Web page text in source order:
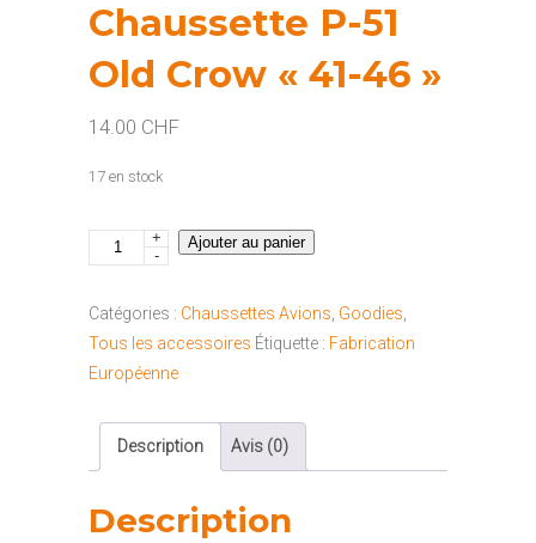
Chaussette P-51
Old Crow « 41-46 »
14.00 CHF
17 en stock
quantité
de
Chaussette
P-
51
Crow
+
-
Ajouter au panier
Catégories : Chaussettes Avions Goodies
Tous les accessoires Étiquette : Fabrication
Européenne
Description Avis (0)
Description